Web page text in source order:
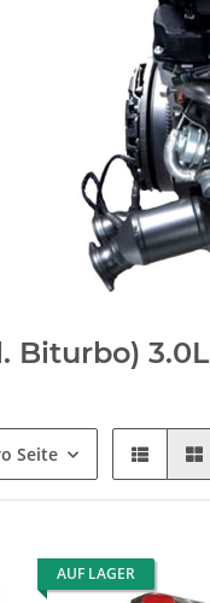
Biturbo) 3.0L
Seite
AUF LAGER